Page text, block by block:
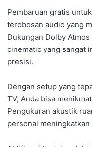
Pembaruan gratis
terobosan audio yang
Dukungan Dolby
cinematic yang sangat
presisi.
Dengan setup yang
TV, Anda bisa
Pengukuran akustik
personal